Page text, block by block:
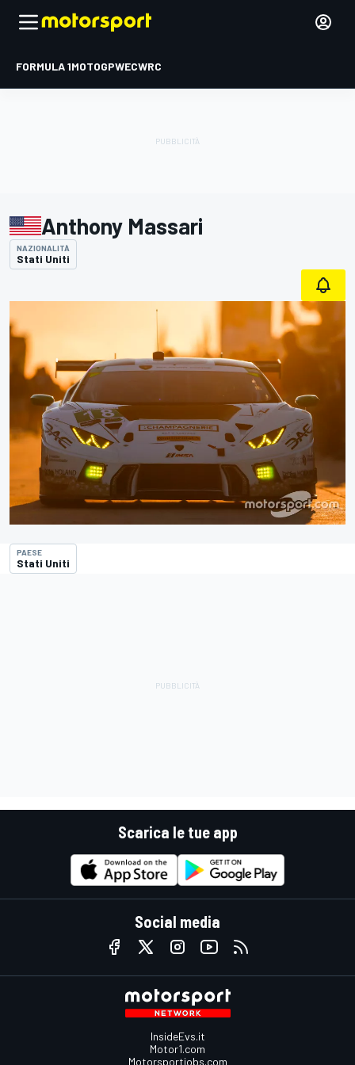
FORMULA 1MOTOGPWECWRC
Anthony Massari
NAZIONALITÀ
Stati Uniti
PAESE
Stati Uniti
Scarica le tue app
Social media
InsideEvs.it
Motor1.com
Motorsportjobs.com